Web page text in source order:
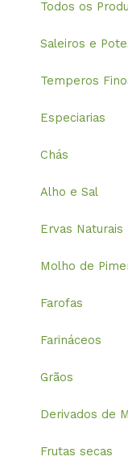
Todos os
Saleiros e
Temperos
Especiarias
Chás
Alho e Sal
Ervas Naturais
Molho de
Farofas
Farináceos
Grãos
Derivados de
Frutas secas